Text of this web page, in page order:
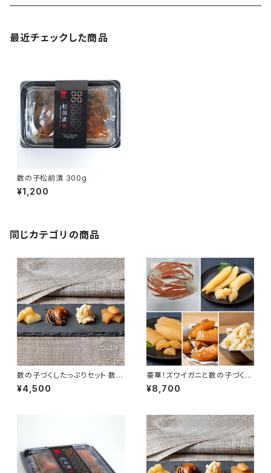
最近チェックした商品
数の子松前漬 300g
¥1,200
同じカテゴリの商品
数の子づくしたっぷりセット 数の
子・松前漬・山海漬
¥4,500
豪華！ズワイガニと数の子づくし
たっぷりセット
¥8,700